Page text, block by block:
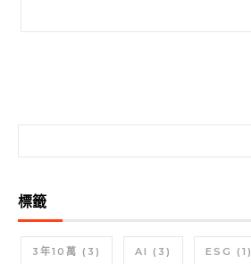
標籤
3年10萬 (3) AI (3) ESG (1)